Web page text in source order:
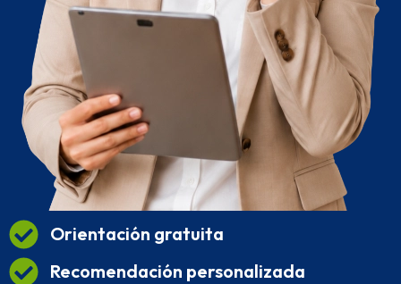
Orientación gratuita
Recomendación personalizada